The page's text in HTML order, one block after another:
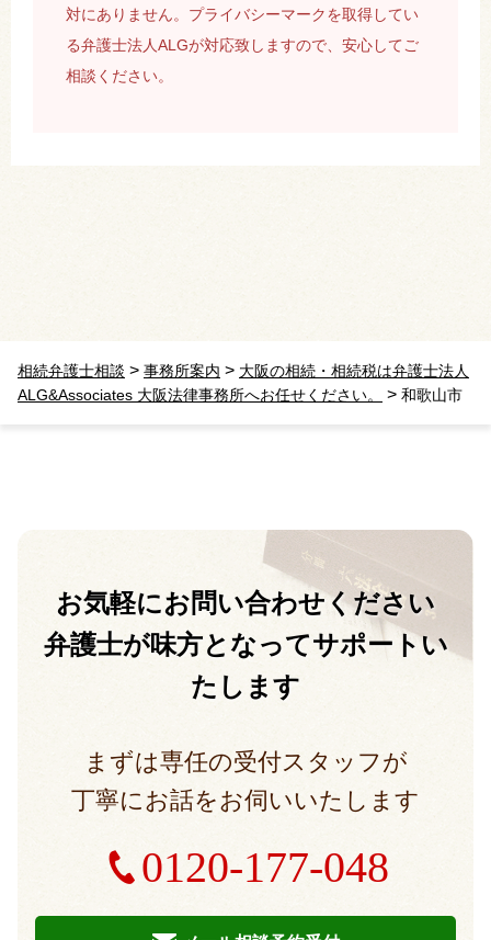
対にありません。プライバシーマークを取得してい
る弁護士法人ALGが対応致しますので、安心してご
相談ください。
相続弁護士相談 > 事務所案内 > 大阪の相続・相続税は弁護士法人
ALG&Associates 大阪法律事務所へお任せください。
> 和歌山市
お気軽にお問い合わせください
弁護士が味方となってサポートい
たします
まずは専任の受付スタッフが
丁寧にお話をお伺いいたします
0120-177-048